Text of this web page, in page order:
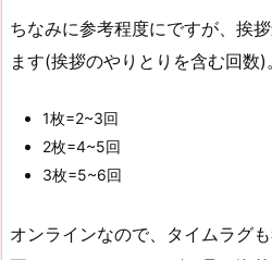
ちなみに参考程度にですが、挨
ます(挨拶のやりとりを含む回数)。
1枚=2~3回
2枚=4~5回
3枚=5~6回
オンラインなので、タイムラグ